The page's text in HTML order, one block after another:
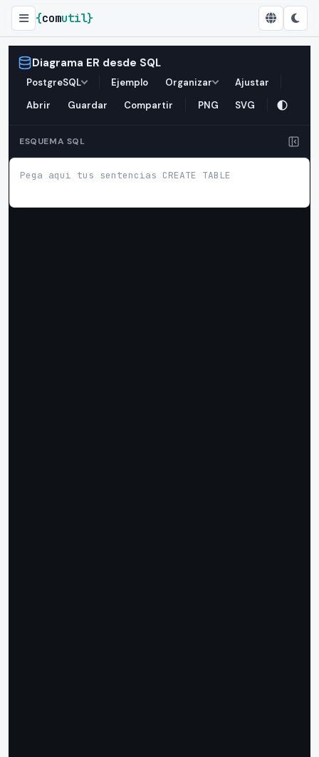
{comutil}
Diagrama ER desde SQL
Diagrama ER desde SQL
PostgreSQL Ejemplo Organizar
Ajustar
Abrir
Guardar Compartir PNG SVG
ESQUEMA SQL